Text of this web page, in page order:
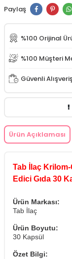
Paylaş
%100 Orijinal
%100 Müşteri
Güvenli
Ürün Açıklaması
Tab İlaç
Edici Gıda 30
Ürün Markası:
Tab İlaç
Ürün Boyutu:
30 Kapsül
Özet Bilgi: